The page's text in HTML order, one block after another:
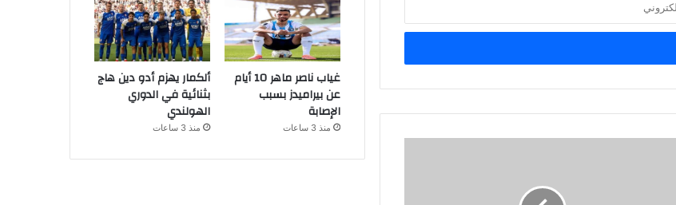
غياب ناصر ماهر 10 أيام
عن بيراميدز بسبب
الإصابة
منذ 3 ساعات
ألكمار يهزم أدو دين هاج
بثنائية في الدوري
الهولندي
منذ 3 ساعات